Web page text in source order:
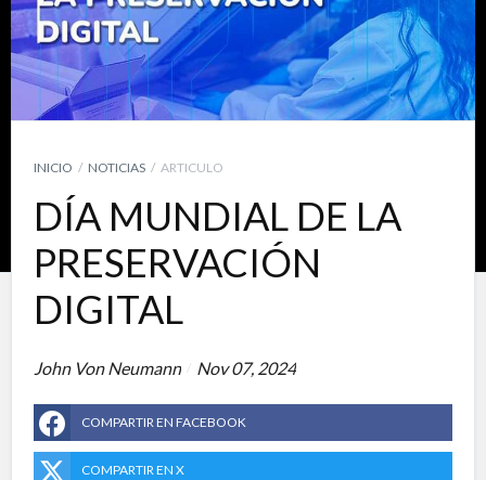
INICIO NOTICIAS ARTICULO
DÍA MUNDIAL DE LA
PRESERVACIÓN
DIGITAL
John Von Neumann Nov 07, 2024
COMPARTIR EN FACEBOOK
COMPARTIR EN X